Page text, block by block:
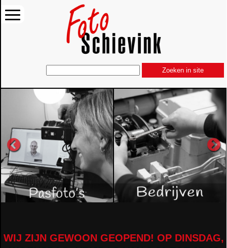
Zoeken in site
WIJ ZIJN GEWOON GEOPEND! OP DINSDAG,